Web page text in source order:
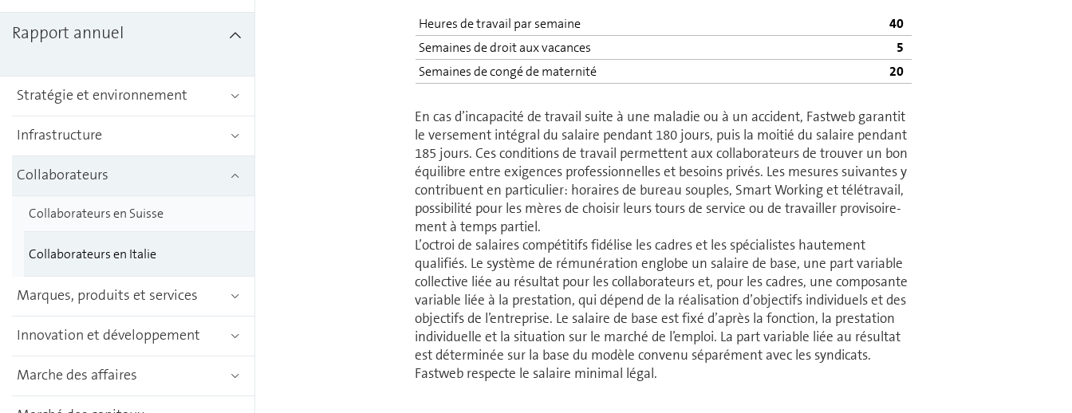
Rapport annuel
Stratégie et environnement
Infrastructure
Collaborateurs
Collaborateurs en Suisse
Collaborateurs en Italie
Marques, produits et services
Innovation et développement
Marche des affaires
Heures de travail par semaine
40
Semaines de droit aux vacances
5
Semaines de congé de ma­ter­nité
20
En cas d’incapacité de travail suite à une maladie ou à un accident, Fastweb garantit
le ver­se­ment intégral du salaire pendant 180 jours, puis la moitié du salaire pendant
185 jours. Ces condi­tions de travail per­mettent aux col­la­bo­ra­teurs de trouver un bon
équilibre entre exigences pro­fes­sionnelles et besoins privés. Les mesures suivantes y
contri­buent en particulier: horaires de bureau souples, Smart Working et télétravail,
pos­si­bi­lité pour les mères de choisir leurs tours de service ou de travailler pro­vi­soi­re­
ment à temps partiel.
L’octroi de salaires compétitifs fidélise les cadres et les spécialistes hautement
qualifiés. Le système de rémunération englobe un salaire de base, une part variable
col­lec­tive liée au résultat pour les col­la­bo­ra­teurs et, pour les cadres, une composante
variable liée à la prestation, qui dépend de la réalisation d’objectifs in­di­vi­duels et des
objectifs de l’en­tre­prise. Le salaire de base est fixé d’après la fonction, la prestation
individuelle et la si­tua­tion sur le marché de l’emploi. La part variable liée au résultat
est déterminée sur la base du modèle convenu sé­pa­ré­ment avec les syndicats.
Fastweb respecte le salaire minimal légal.